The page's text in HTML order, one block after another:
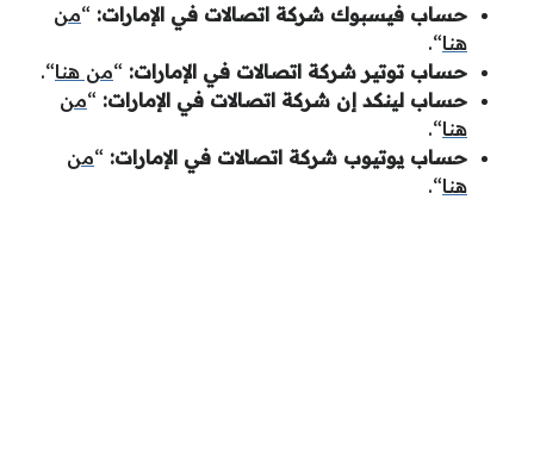
حساب فيسبوك شركة اتصالات في الإمارات: “من
هنا“.
حساب توتير شركة اتصالات في الإمارات: “من هنا“.
حساب لينكد إن شركة اتصالات في الإمارات: “من
هنا“.
حساب يوتيوب شركة اتصالات في الإمارات: “من
هنا“.